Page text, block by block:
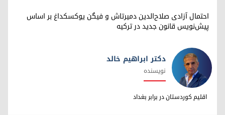
احتمال آزادی صلاح‌الدین دمیرتاش و فیگن یوکسکداغ بر اساس
پیش‌نویس قانون جدید در ترکیه
دکتر ابراهیم خالد
دکتر ابراهیم خالد
نویسنده
اقلیم کوردستان در برابر بغداد